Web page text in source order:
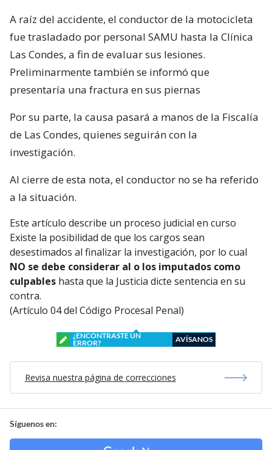
A raíz del accidente, el conductor de la motocicleta
fue trasladado por personal SAMU hasta la Clínica
Las Condes, a fin de evaluar sus lesiones.
Preliminarmente también se informó que
presentaría una fractura en sus piernas
Por su parte, la causa pasará a manos de la Fiscalía
de Las Condes, quienes seguirán con la
investigación.
Al cierre de esta nota, el conductor no se ha referido
a la situación.
Este artículo describe un proceso judicial en curso
Existe la posibilidad de que los cargos sean
desestimados al finalizar la investigación, por lo cual
NO se debe considerar al o los imputados como
culpables hasta que la Justicia dicte sentencia en su
contra.
(Artículo 04 del Código Procesal Penal)
¿ENCONTRASTE UN
ERROR?
AVÍSANOS
Revisa nuestra página de correcciones
Síguenos en: